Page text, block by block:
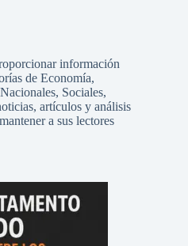
información
de Economía,
Sociales,
artículos y análisis
a sus lectores